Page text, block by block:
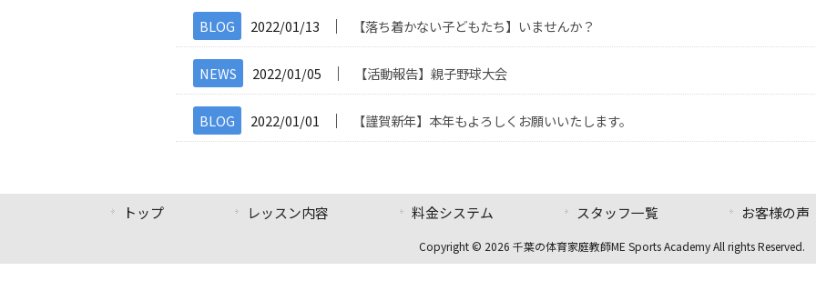
BLOG 2022/01/13 │ 【落ち着かない子どもたち】いませんか？
NEWS 2022/01/05 │ 【活動報告】親子野球大会
BLOG 2022/01/01 │ 【謹賀新年】本年もよろしくお願いいたします。
トップ レッスン内容 料金システム スタッフ一覧 お客様の声
Copyright © 2026 千葉の体育家庭教師ME Sports Academy All rights Reserved.